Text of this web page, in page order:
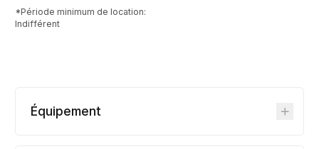
*Période minimum de location:
Indifférent
Équipement